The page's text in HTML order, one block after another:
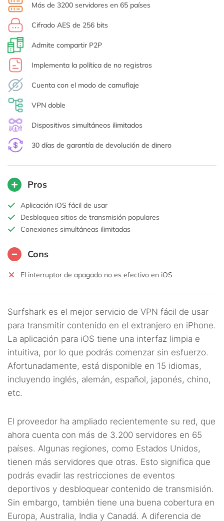
Más de 3200 servidores en 65 países
Cifrado AES de 256 bits
Admite compartir P2P
Implementa la política de no registros
Cuenta con el modo de camuflaje
VPN doble
Dispositivos simultáneos ilimitados
30 días de garantía de devolución de dinero
Pros
Aplicación iOS fácil de usar
Desbloquea sitios de transmisión populares
Conexiones simultáneas ilimitadas
Cons
El interruptor de apagado no es efectivo en iOS
Surfshark es el mejor servicio de VPN fácil de usar
para transmitir contenido en el extranjero en iPhone.
La aplicación para iOS tiene una interfaz limpia e
intuitiva, por lo que podrás comenzar sin esfuerzo.
Afortunadamente, está disponible en 15 idiomas,
incluyendo inglés, alemán, español, japonés, chino,
etc.
El proveedor ha ampliado recientemente su red, que
ahora cuenta con más de 3.200 servidores en 65
países. Algunas regiones, como Estados Unidos,
tienen más servidores que otras. Esto significa que
podrás evadir las restricciones de eventos
deportivos y desbloquear contenido de transmisión.
Sin embargo, también tiene una buena cobertura en
Europa, Australia, India y Canadá. A diferencia de